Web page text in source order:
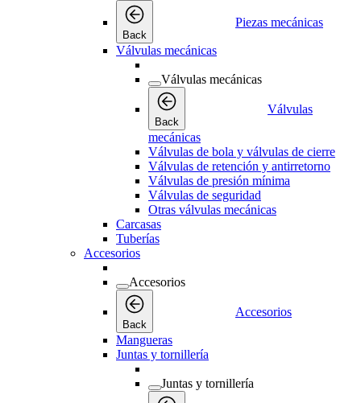
Back
Piezas mecánicas
Válvulas mecánicas
Válvulas mecánicas
Back
Válvulas
mecánicas
Válvulas de bola y válvulas de cierre
Válvulas de retención y antirretorno
Válvulas de presión mínima
Válvulas de seguridad
Otras válvulas mecánicas
Carcasas
Tuberías
Accesorios
Accesorios
Back
Accesorios
Mangueras
Juntas y tornillería
Juntas y tornillería